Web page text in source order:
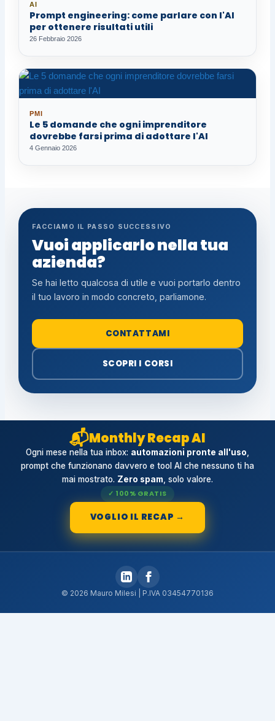
AI
Prompt engineering: come parlare con l'AI
per ottenere risultati utili
26 Febbraio 2026
PMI
Le 5 domande che ogni imprenditore
dovrebbe farsi prima di adottare l'AI
4 Gennaio 2026
FACCIAMO IL PASSO SUCCESSIVO
Vuoi applicarlo nella tua
azienda?
Se hai letto qualcosa di utile e vuoi portarlo dentro
il tuo lavoro in modo concreto, parliamone.
CONTATTAMI
SCOPRI I CORSI
📬Monthly Recap AI
Ogni mese nella tua inbox: automazioni pronte all'uso
prompt che funzionano davvero e tool AI che nessuno ti ha
mai mostrato. Zero spam , solo valore.
✓ 100% GRATIS
VOGLIO IL RECAP →
© 2026 Mauro Milesi | P.IVA 03454770136